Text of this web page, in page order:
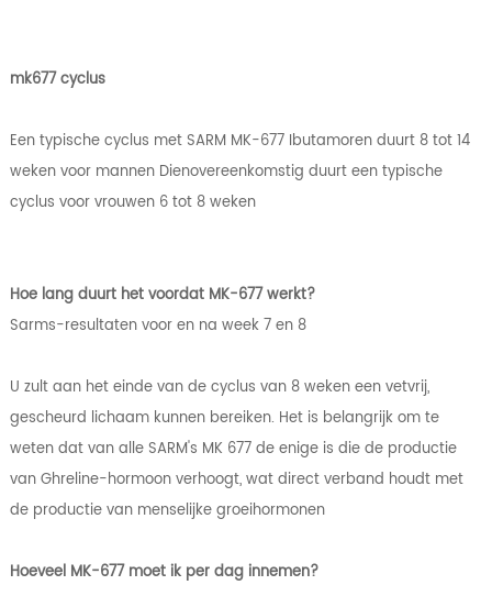
mk677 cyclus
Een typische cyclus met SARM MK-677 Ibutamoren duurt 8 tot 14
weken voor mannen Dienovereenkomstig duurt een typische
cyclus voor vrouwen 6 tot 8 weken
Hoe lang duurt het voordat MK-677 werkt?
Sarms-resultaten voor en na week 7 en 8
U zult aan het einde van de cyclus van 8 weken een vetvrij,
gescheurd lichaam kunnen bereiken. Het is belangrijk om te
weten dat van alle SARM's MK 677 de enige is die de productie
van Ghreline-hormoon verhoogt, wat direct verband houdt met
de productie van menselijke groeihormonen
Hoeveel MK-677 moet ik per dag innemen?